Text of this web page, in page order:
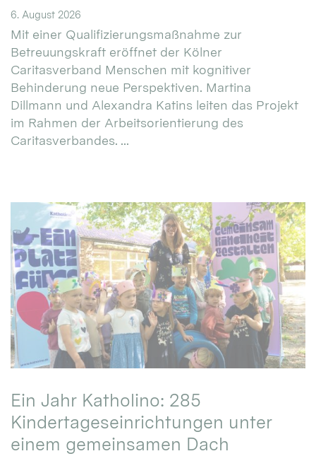
6. August 2026
Mit einer Qualifizierungsmaßnahme zur
Betreuungskraft eröffnet der Kölner
Caritasverband Menschen mit kognitiver
Behinderung neue Perspektiven. Martina
Dillmann und Alexandra Katins leiten das Projekt
im Rahmen der Arbeitsorientierung des
Caritasverbandes. ...
Ein Jahr Katholino: 285
Kindertageseinrichtungen unter
einem gemeinsamen Dach